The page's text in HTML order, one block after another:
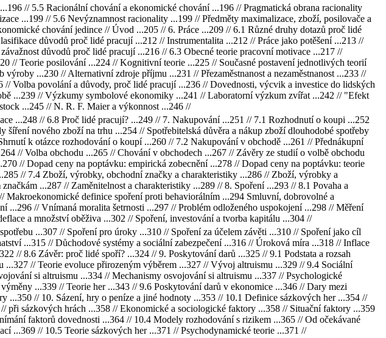
// 5.5 Racionální chování a ekonomické chování ...196 // Pragmatická obrana racionality
...199 // 5.6 Nevýznamnost racionality ...199 // Předměty maximalizace, zboží, posilovače a
chování jedince // Úvod ...205 // 6. Práce ...209 // 6.1 Různé druhy dotazů proč lidé
důvodů proč lidé pracují ...212 // Instrumentalita ...212 // Práce jako potěšení ...213 //
důvodů proč lidé pracují ...216 // 6.3 Obecné teorie pracovní motivace ...217 //
// Teorie posilování ...224 // Kognitivní teorie ...225 // Současné postavení jednotlivých teorií
...230 // Alternativní zdroje příjmu ...231 // Přezaměstnanost a nezaměstnanost ...233 //
Volba povolání a důvody, proč lidé pracují ...236 // Dovednosti, výcvik a investice do lidských
...239 // Výzkumy symbolové ekonomiky ...241 // Laboratorní výzkum zvířat ...242 // "Efekt
...245 // N. R. F. Maier a výkonnost ...246 //
...248 // 6.8 Proč lidé pracují? ...249 // 7. Nakupování ...251 // 7.1 Rozhodnutí o koupi ...252
nového zboží na trhu ...254 // Spotřebitelská důvěra a nákup zboží dlouhodobé spotřeby
k otázce rozhodování o koupí ...260 // 7.2 Nakupování v obchodě ...261 // Přednákupní
// Volba obchodu ...265 // Chování v obchodech ...267 // Závěry ze studií o volbě obchodu
// Dopad ceny na poptávku: empirická zobecnění ...278 // Dopad ceny na poptávku: teorie
// 7.4 Zboží, výrobky, obchodní značky a charakteristiky ...286 // Zboží, výrobky a
...287 // Zaměnitelnost a charakteristiky ...289 // 8. Spoření ...293 // 8.1 Povaha a
definice spoření proti behaviorálním ...294 Smluvní, dobrovolné a
...296 // Vnímaná moralita šetrnosti ...297 // Problém odloženého uspokojení ...298 // Měření
a množství oběživa ...302 // Spoření, investování a tvorba kapitálu ...304 //
...307 // Spoření pro úroky ...310 // Spoření za účelem závěti ...310 // Spoření jako cíl
...315 // Důchodové systémy a sociální zabezpečení ...316 // Úroková míra ...318 // Inflace
// 8.6 Závěr: proč lidé spoří? ...324 // 9. Poskytování darů ...325 // 9.1 Podstata a rozsah
// Teorie evoluce přirozeným výběrem ...327 // Vývoj altruismu ...329 // 9.4 Sociální
si altruismu ...334 // Mechanismy osvojování si altruismu ...337 // Psychologické
...339 // Teorie her ...343 // 9.6 Poskytování darů v ekonomice ...346 // Dary mezi
// 10. Sázení, hry o peníze a jiné hodnoty ...353 // 10.1 Definice sázkových her ...354 //
při sázkových hrách ...358 // Ekonomické a sociologické faktory ...358 // Situační faktory ...359
faktorů dovednosti ...364 // 10.4 Modely rozhodování s rizikem ...365 // Od očekávané
...369 // 10.5 Teorie sázkových her ...371 // Psychodynamické teorie ...371 //